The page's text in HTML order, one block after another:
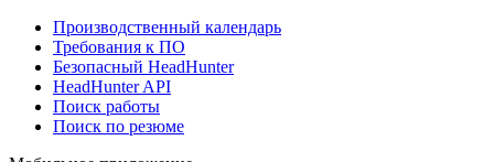
Производственный календарь
Требования к ПО
Безопасный HeadHunter
HeadHunter API
Поиск работы
Поиск по резюме